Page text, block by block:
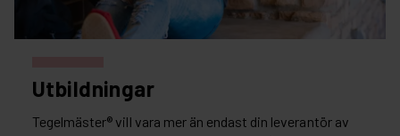
Utbildningar
Tegelmäster® vill vara mer än endast din leverantör av